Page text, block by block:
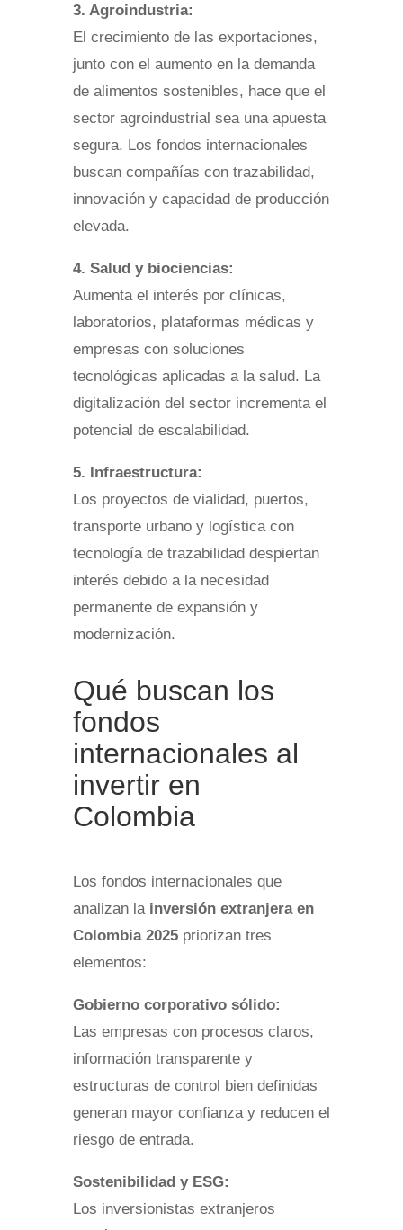
3. Agroindustria:
El crecimiento de las exportaciones,
junto con el aumento en la demanda
de alimentos sostenibles, hace que el
sector agroindustrial sea una apuesta
segura. Los fondos internacionales
buscan compañías con trazabilidad,
innovación y capacidad de producción
elevada.
4. Salud y biociencias:
Aumenta el interés por clínicas,
laboratorios, plataformas médicas y
empresas con soluciones
tecnológicas aplicadas a la salud. La
digitalización del sector incrementa el
potencial de escalabilidad.
5. Infraestructura:
Los proyectos de vialidad, puertos,
transporte urbano y logística con
tecnología de trazabilidad despiertan
interés debido a la necesidad
permanente de expansión y
modernización.
Qué buscan los
fondos
internacionales al
invertir en
Colombia
Los fondos internacionales que
analizan la inversión extranjera en
Colombia 2025priorizan tres
elementos:
Gobierno corporativo sólido:
Las empresas con procesos claros,
información transparente y
estructuras de control bien definidas
generan mayor confianza y reducen el
riesgo de entrada.
Sostenibilidad y ESG:
Los inversionistas extranjeros